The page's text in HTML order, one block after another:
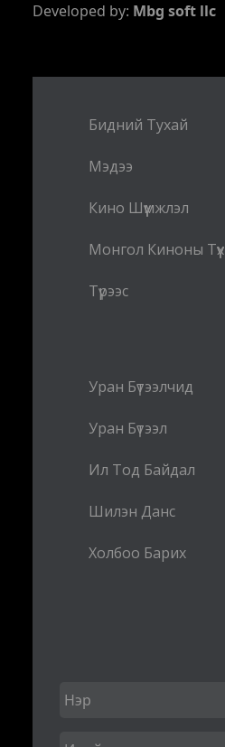
Developed by: Mbg soft llc
Бидний Тухай
Мэдээ
Кино Шүүмжлэл
Монгол Киноны Түүх
Түрээс
Уран Бүтээлчид
Уран Бүтээл
Ил Тод Байдал
Шилэн Данс
Холбоо Барих